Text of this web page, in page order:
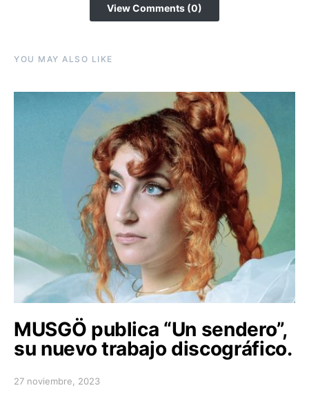
View Comments (0)
YOU MAY ALSO LIKE
MUSGÖ publica “Un sendero”,
su nuevo trabajo discográfico.
Posted on
27 noviembre, 2023